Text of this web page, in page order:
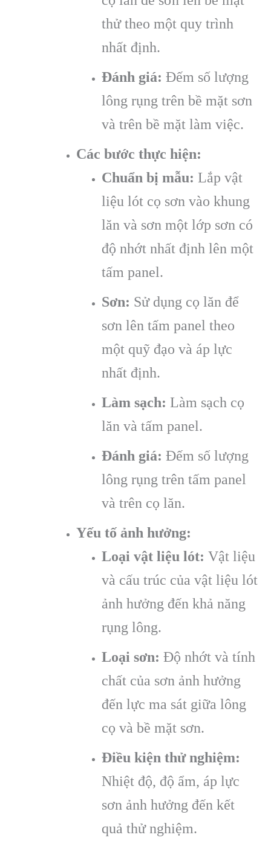
thử theo một quy trình
nhất định.
Đánh giá: Đếm số lượng
lông rụng trên bề mặt sơn
và trên bề mặt làm việc.
Các bước thực hiện:
Chuẩn bị mẫu: Lắp vật
liệu lót cọ sơn vào khung
lăn và sơn một lớp sơn có
độ nhớt nhất định lên một
tấm panel.
Sơn: Sử dụng cọ lăn để
sơn lên tấm panel theo
một quỹ đạo và áp lực
nhất định.
Làm sạch: Làm sạch cọ
lăn và tấm panel.
Đánh giá: Đếm số lượng
lông rụng trên tấm panel
và trên cọ lăn.
Yếu tố ảnh hưởng:
Loại vật liệu lót: Vật liệu
và cấu trúc của vật liệu lót
ảnh hưởng đến khả năng
rụng lông.
Loại sơn: Độ nhớt và tính
chất của sơn ảnh hưởng
đến lực ma sát giữa lông
cọ và bề mặt sơn.
Điều kiện thử nghiệm:
Nhiệt độ, độ ẩm, áp lực
sơn ảnh hưởng đến kết
quả thử nghiệm.